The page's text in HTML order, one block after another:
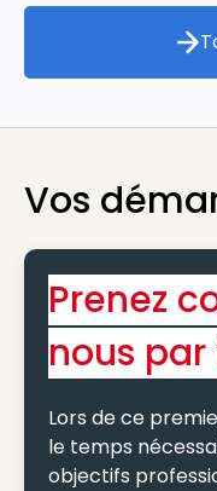
Vos
Prenez
nous
Lors de ce
le temps
objectifs